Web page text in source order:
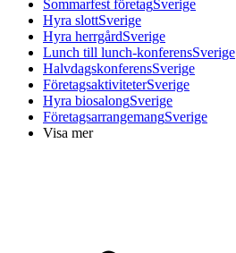
Sommarfest företagSverige
Hyra slottSverige
Hyra herrgårdSverige
Lunch till lunch-konferensSverige
HalvdagskonferensSverige
FöretagsaktiviteterSverige
Hyra biosalongSverige
FöretagsarrangemangSverige
Visa mer